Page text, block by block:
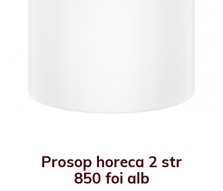
Prosop horeca 2 str
850 foi alb